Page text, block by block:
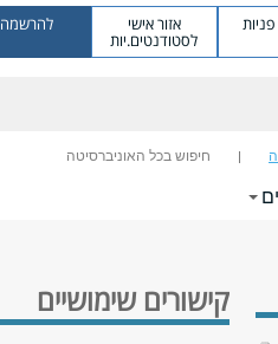
אזור אישי
לסטודנטים.יות
להרשמה
חיפוש בכל האוניברסיטה
קישורים שימושיים